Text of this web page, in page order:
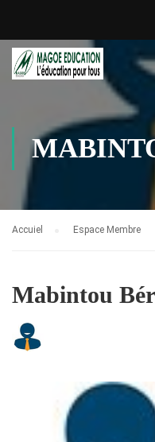
Accuiel Espace Membre
Mabintou